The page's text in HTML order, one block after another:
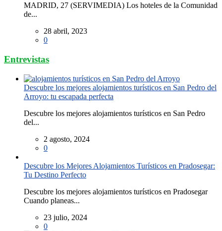
MADRID, 27 (SERVIMEDIA) Los hoteles de la Comunidad
de...
28 abril, 2023
0
Entrevistas
Descubre los mejores alojamientos turísticos en San Pedro del
Arroyo: tu escapada perfecta
Descubre los mejores alojamientos turísticos en San Pedro
del...
2 agosto, 2024
0
Descubre los Mejores Alojamientos Turísticos en Pradosegar:
Tu Destino Perfecto
Descubre los mejores alojamientos turísticos en Pradosegar
Cuando planeas...
23 julio, 2024
0